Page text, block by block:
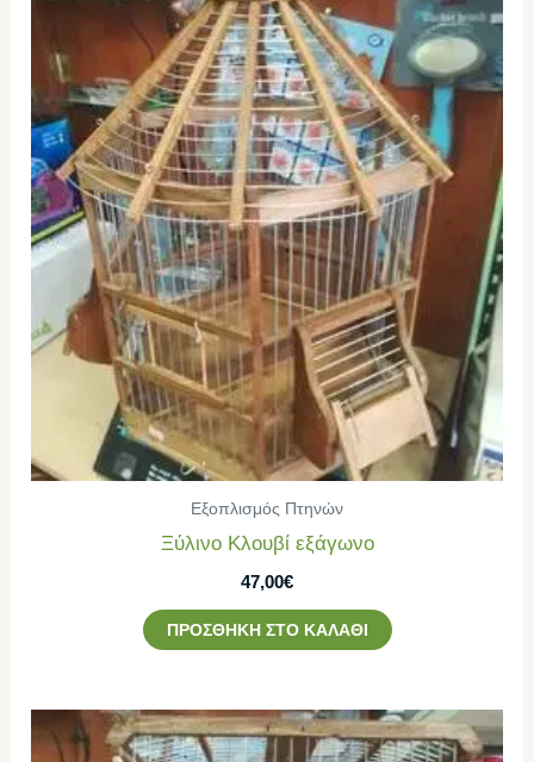
Εξοπλισμός Πτηνών
Ξύλινο Κλουβί εξάγωνο
47,00€
ΠΡΟΣΘΉΚΗ ΣΤΟ ΚΑΛΆΘΙ